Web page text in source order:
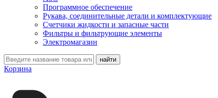
Программное обеспечение
Рукава, соединительные детали и комплектующие
Счетчики жидкости и запасные части
Фильтры и фильтрующие элементы
Электромагазин
Корзина